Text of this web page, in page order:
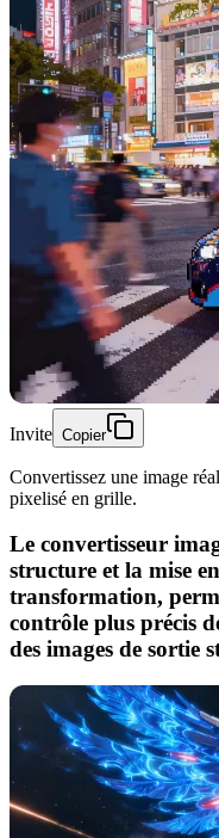
Invite Copier
Convertissez une image
pixelisé en grille.
Le convertisseur
structure et la mise
transformation,
contrôle plus précis
des images de sortie